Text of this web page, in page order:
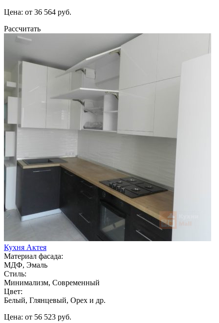
Цена: от 36 564 руб.
Рассчитать
Кухня Актея
Материал фасада:
МДФ, Эмаль
Стиль:
Минимализм, Современный
Цвет:
Белый, Глянцевый, Орех и др.
Цена: от 56 523 руб.